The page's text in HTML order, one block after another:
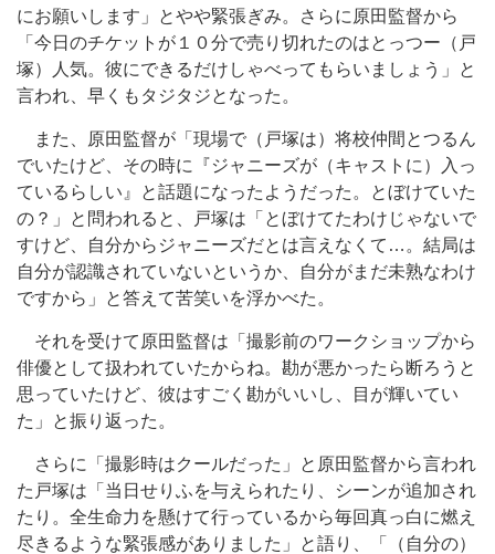
にお願いします」とやや緊張ぎみ。さらに原田監督から
「今日のチケットが１０分で売り切れたのはとっつー（戸
塚）人気。彼にできるだけしゃべってもらいましょう」と
言われ、早くもタジタジとなった。
また、原田監督が「現場で（戸塚は）将校仲間とつるん
でいたけど、その時に『ジャニーズが（キャストに）入っ
ているらしい』と話題になったようだった。とぼけていた
の？」と問われると、戸塚は「とぼけてたわけじゃないで
すけど、自分からジャニーズだとは言えなくて…。結局は
自分が認識されていないというか、自分がまだ未熟なわけ
ですから」と答えて苦笑いを浮かべた。
それを受けて原田監督は「撮影前のワークショップから
俳優として扱われていたからね。勘が悪かったら断ろうと
思っていたけど、彼はすごく勘がいいし、目が輝いてい
た」と振り返った。
さらに「撮影時はクールだった」と原田監督から言われ
た戸塚は「当日せりふを与えられたり、シーンが追加され
たり。全生命力を懸けて行っているから毎回真っ白に燃え
尽きるような緊張感がありました」と語り、「（自分の）